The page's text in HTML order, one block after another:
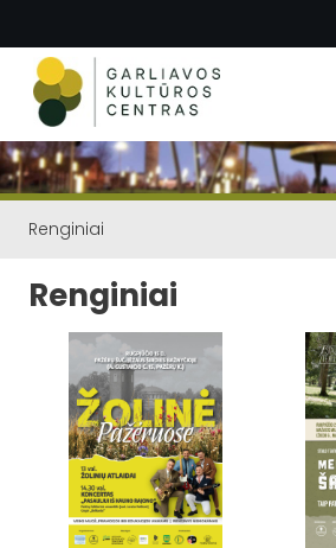
Renginiai
Renginiai